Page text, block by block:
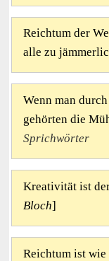
Reichtum der
alle zu
Wenn man
gehörten die
Sprichwörter
Kreativität ist
Bloch]
Reichtum ist wie